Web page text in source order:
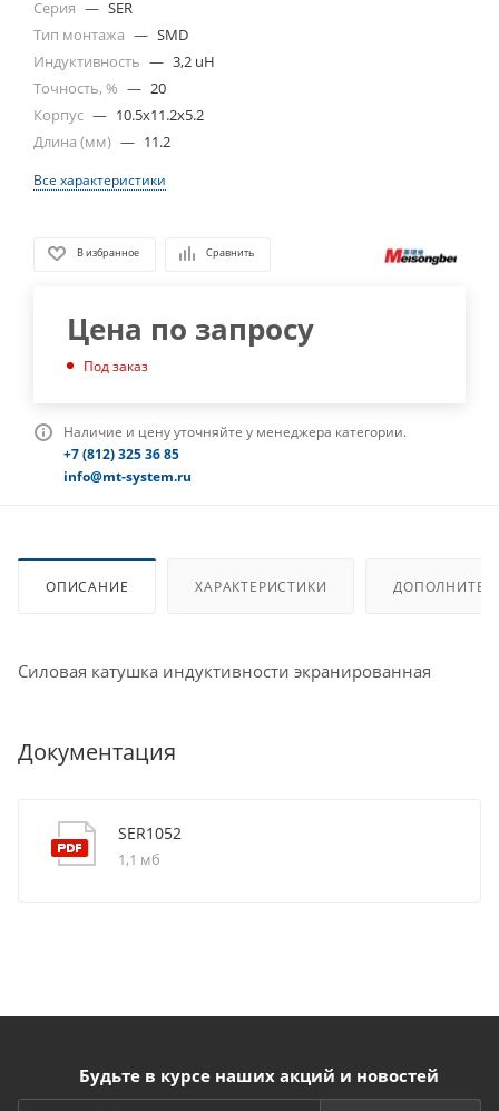
Серия — SER
Тип монтажа — SMD
Индуктивность — 3,2 uH
Точность, % — 20
Корпус — 10.5x11.2x5.2
Длина (мм) — 11.2
Все характеристики
В избранное Сравнить
Цена по запросу
Под заказ
Наличие и цену уточняйте у менеджера категории.
+7 (812) 325 36 85
info@mt-system.ru
ОПИСАНИЕ ХАРАКТЕРИСТИКИ
Силовая катушка индуктивности экранированная
Документация
SER1052
1,1 мб
Будьте в курсе наших акций и новостей